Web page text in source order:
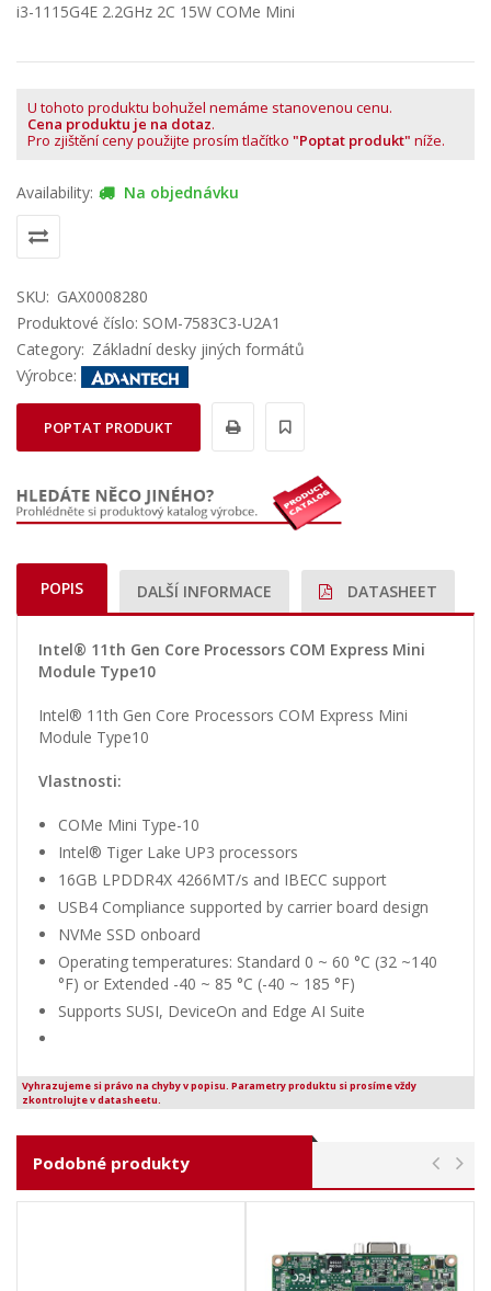
i3-1115G4E 2.2GHz 2C 15W COMe Mini
U tohoto produktu bohužel nemáme stanovenou cenu.
Cena produktu je na dotaz.
Pro zjištění ceny použijte prosím tlačítko "Poptat produkt" níže.
Availability: Na objednávku
SKU: GAX0008280
Produktové číslo: SOM-7583C3-U2A1
Category: Základní desky jiných formátů
Výrobce:
POPTAT PRODUKT
POPIS DALŠÍ INFORMACE DATASHEET
Intel® 11th Gen Core Processors COM Express Mini
Module Type10
Intel® 11th Gen Core Processors COM Express Mini
Module Type10
Vlastnosti:
COMe Mini Type-10
Intel® Tiger Lake UP3 processors
16GB LPDDR4X 4266MT/s and IBECC support
USB4 Compliance supported by carrier board design
NVMe SSD onboard
Operating temperatures: Standard 0 ~ 60 °C (32 ~140
°F) or Extended -40 ~ 85 °C (-40 ~ 185 °F)
Supports SUSI, DeviceOn and Edge AI Suite
Vyhrazujeme si právo na chyby v popisu. Parametry produktu si prosíme vždy
zkontrolujte v datasheetu.
Podobné produkty